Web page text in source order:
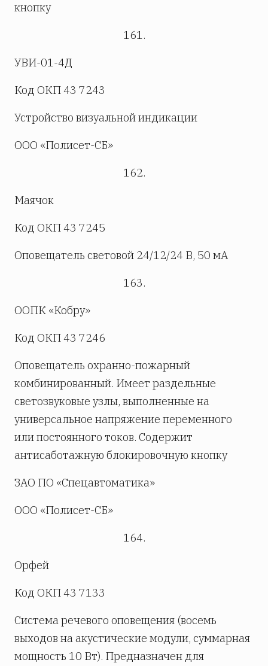
кнопку
161.
УВИ-01-4Д
Код ОКП 43 7243
Устройство визуальной индикации
ООО «Полисет-СБ»
162.
Маячок
Код ОКП 43 7245
Оповещатель световой 24/12/24 В, 50 мА
163.
ООПК «Кобру»
Код ОКП 43 7246
Оповещатель охранно-пожарный
комбинированный. Имеет раздельные
светозвуковые узлы, выполненные на
универсальное напряжение переменного
или постоянного токов. Содержит
антисаботажную блокировочную кнопку
ЗАО ПО «Спецавтоматика»
ООО «Полисет-СБ»
164.
Орфей
Код ОКП 43 7133
Система речевого оповещения (восемь
выходов на акустические модули, суммарная
мощность 10 Вт). Предназначен для